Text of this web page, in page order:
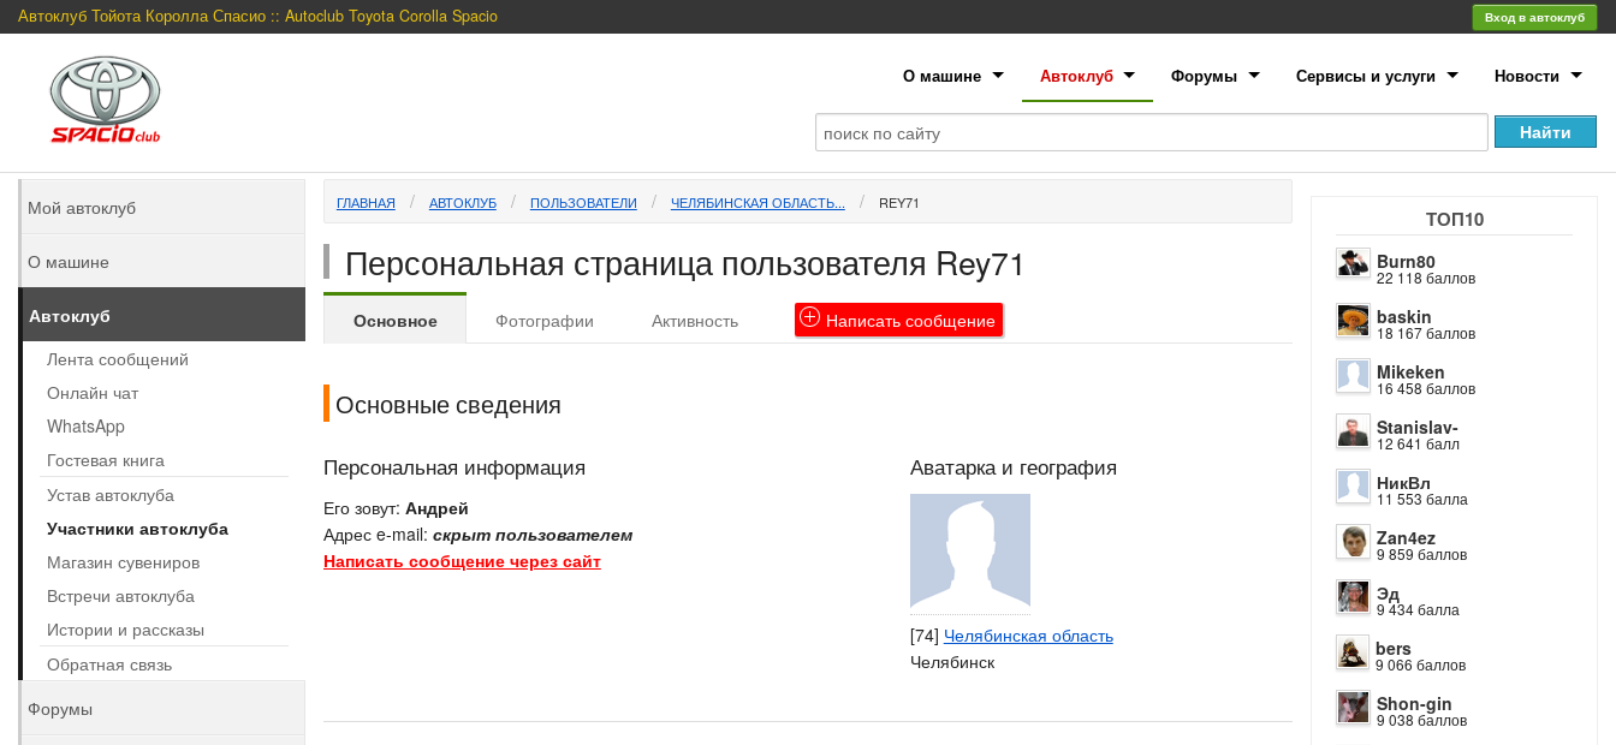
Автоклуб Тойота Королла Спасио :: Autoclub Toyota Corolla Spacio Вход в автоклуб
О машине Автоклуб Форумы Сервисы и услуги Новости
ТОП10
Burn80
22 118 баллов
baskin
18 167 баллов
Mikeken
16 458 баллов
Stanislav-
12 641 балл
НикВл
11 553 балла
Zan4ez
9 859 баллов
Эд
9 434 балла
bers
9 066 баллов
Shon-gin
9 038 баллов
ГЛАВНАЯ АВТОКЛУБ ПОЛЬЗОВАТЕЛИ ЧЕЛЯБИНСКАЯ ОБЛАСТЬ... REY71
Персональная страница пользователя Rey71
Основное Фотографии Активность Написатьсообщение
Основные сведения
Персональная информация
Его зовут: Андрей
Адрес e-mail: скрыт пользователем
Написать сообщение через сайт
Аватарка и география
[74] Челябинская область
Челябинск
Мой автоклуб
О машине
Автоклуб
Лента сообщений
Онлайн чат
WhatsApp
Гостевая книга
Устав автоклуба
Участники автоклуба
Магазин сувениров
Встречи автоклуба
Истории и рассказы
Обратная связь
Форумы